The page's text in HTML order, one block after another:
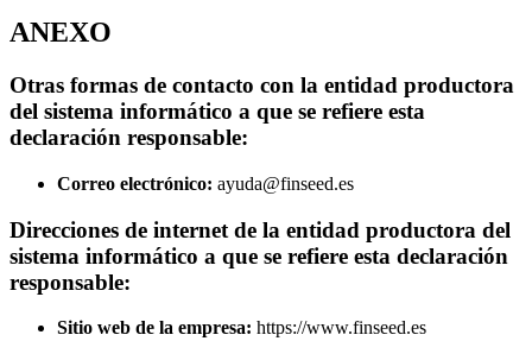
ANEXO
Otras formas de contacto con la entidad productora
del sistema informático a que se refiere esta
declaración responsable:
Correo electrónico: ayuda@finseed.es
Direcciones de internet de la entidad productora del
sistema informático a que se refiere esta declaración
responsable:
Sitio web de la empresa: https://www.finseed.es